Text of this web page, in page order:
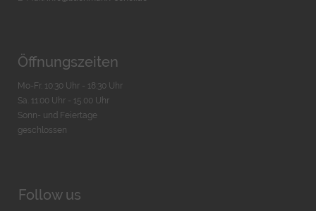
Öffnungszeiten
Mo-Fr. 10:30 Uhr - 18:30 Uhr
Sa. 11:00 Uhr - 15.00 Uhr
Sonn- und Feiertage
geschlossen
Follow us